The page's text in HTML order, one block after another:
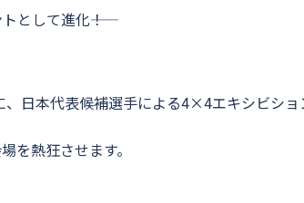
して進化――！
日本代表候補選手による4×4エキシビショ
を熱狂させます。